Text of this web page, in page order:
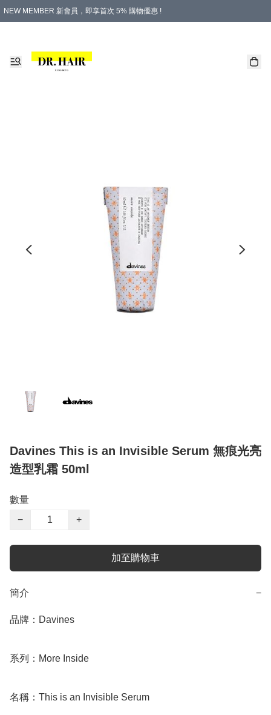
NEW MEMBER 新會員，即享首次 5% 購物優惠 !
Davines This is an Invisible Serum 無痕光亮
造型乳霜 50ml
數量
−
+
加至購物車
簡介 −
品牌：Davines
系列：More Inside
名稱：This is an Invisible Serum